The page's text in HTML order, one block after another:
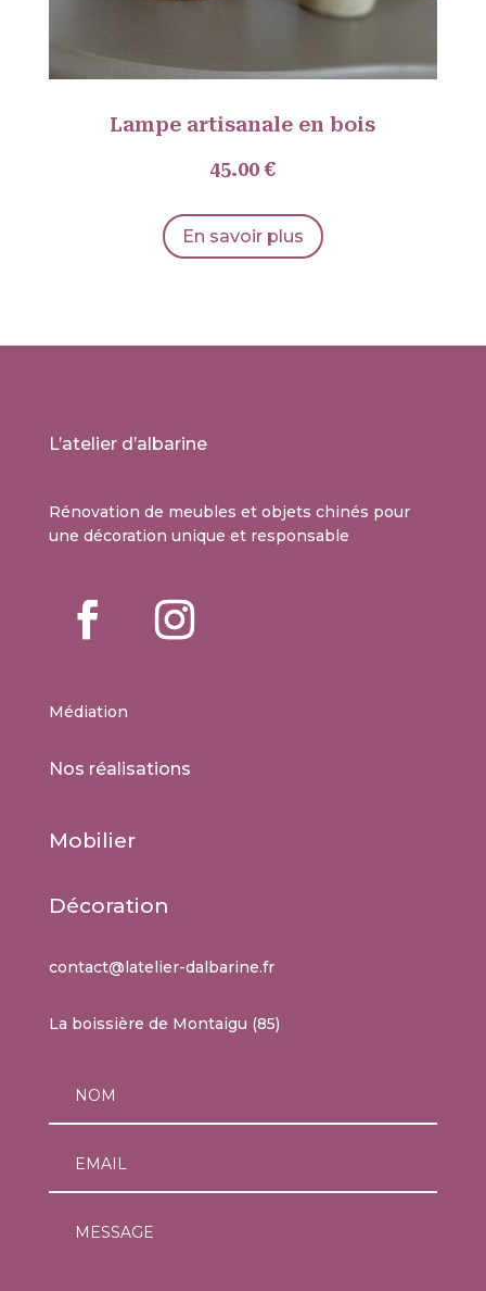
Lampe artisanale en bois
45.00 €
En savoir plus
L’atelier d’albarine
Rénovation de meubles et objets chinés pour
une décoration unique et responsable
Médiation
Nos réalisations
Mobilier
Décoration
contact@latelier-dalbarine.fr
La boissière de Montaigu (85)